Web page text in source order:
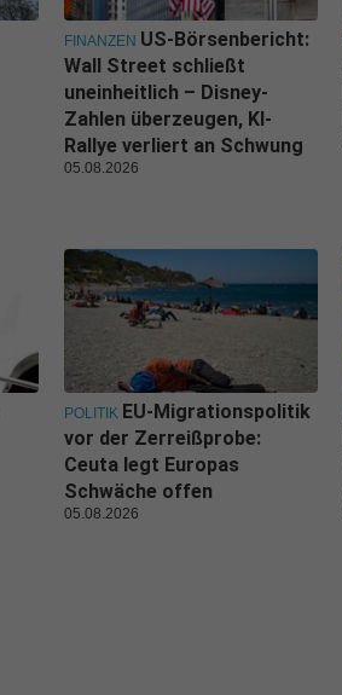
FINANZEN US-Börsenbericht:
Wall Street schließt
uneinheitlich – Disney-
Zahlen überzeugen, KI-
Rallye verliert an Schwung
05.08.2026
POLITIK EU-Migrationspolitik
vor der Zerreißprobe:
Ceuta legt Europas
Schwäche offen
05.08.2026